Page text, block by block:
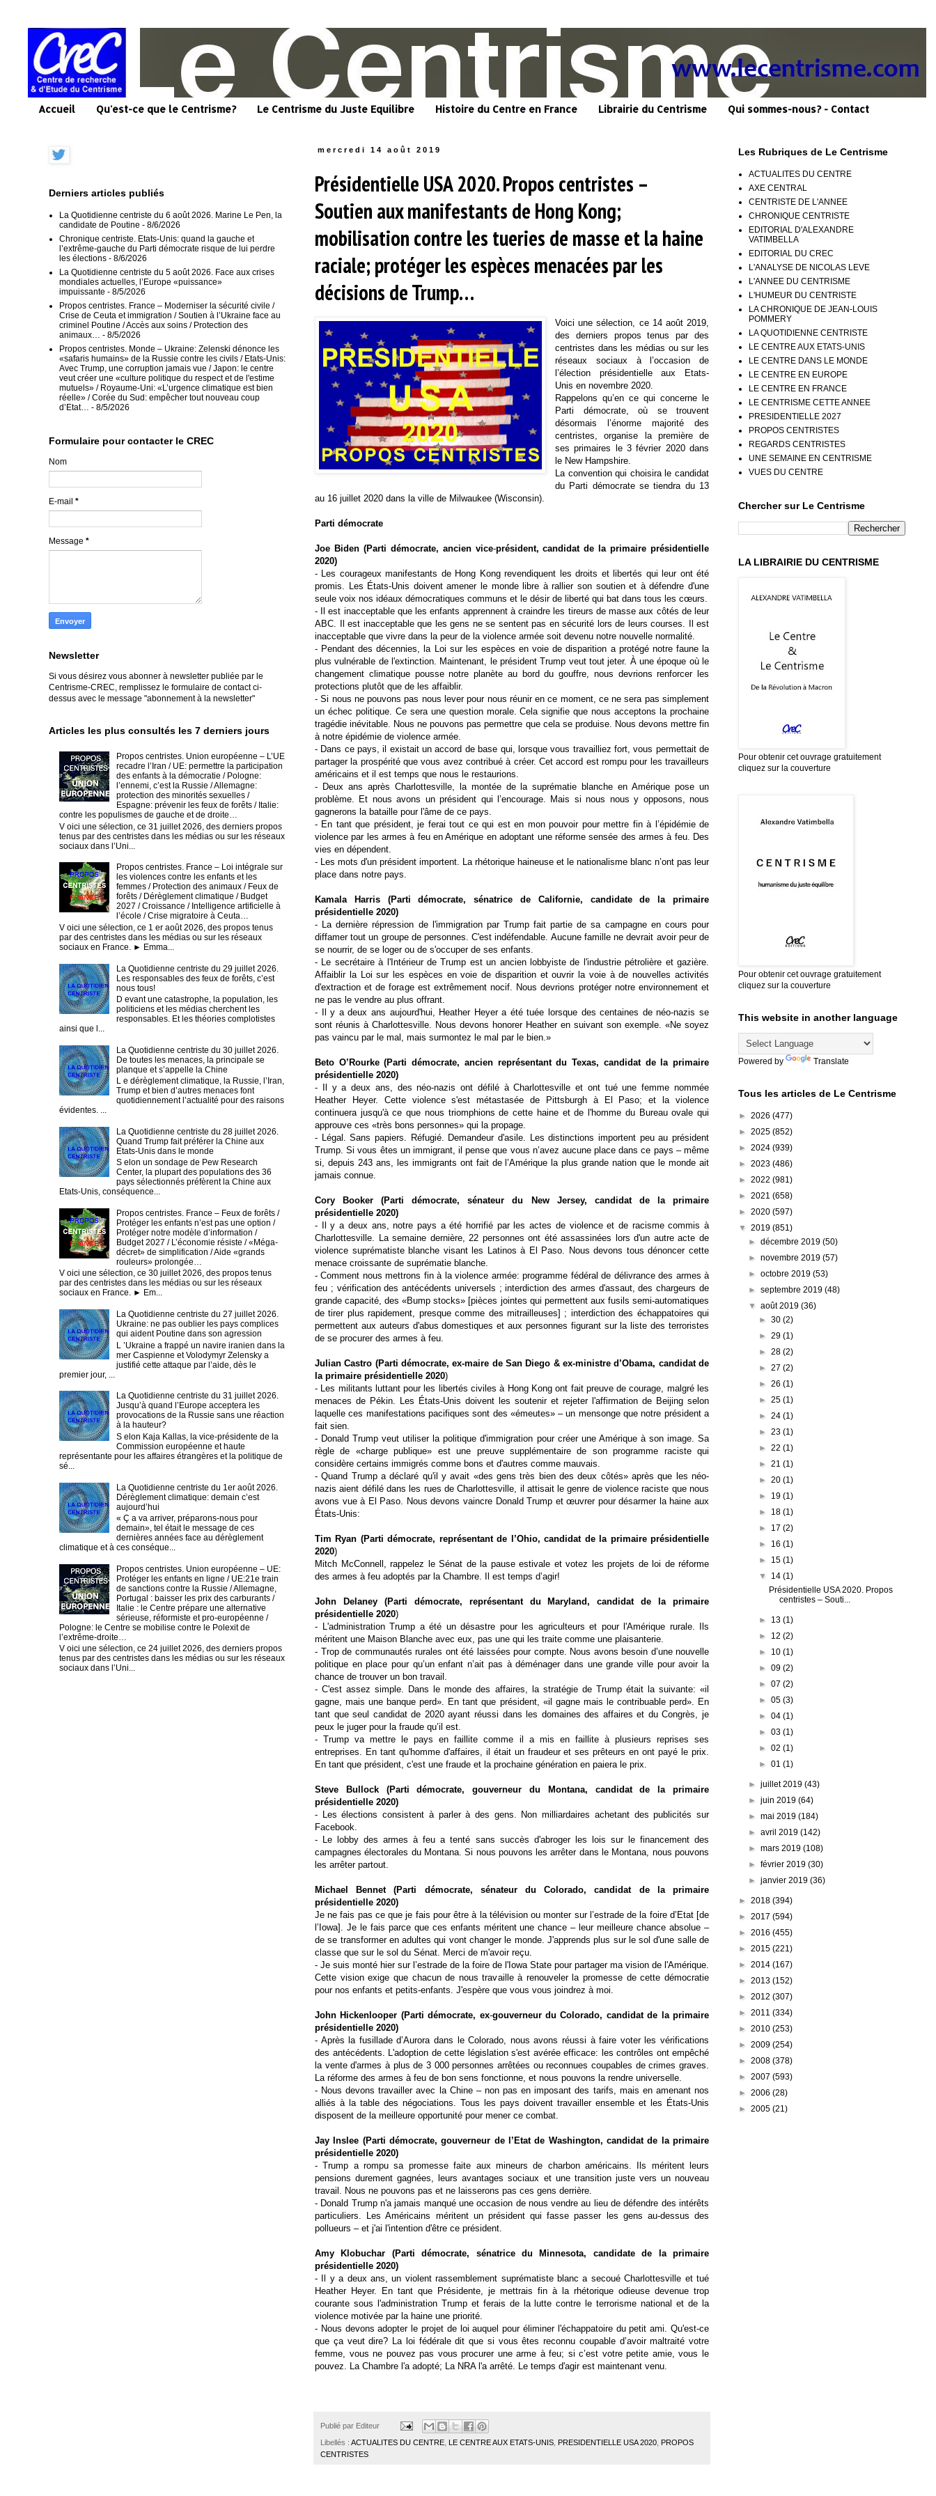
Accueil Qu'est-ce que le Centrisme? Le Centrisme du Juste Equilibre Histoire du Centre en France Librairie du Centrisme Qui sommes-nous? - Contact
mercredi 14 août 2019
Présidentielle USA 2020. Propos centristes –
Soutien aux manifestants de Hong Kong;
mobilisation contre les tueries de masse et la haine
raciale; protéger les espèces menacées par les
décisions de Trump…
Voici une sélection, ce 14 août 2019,
des derniers propos tenus par des
centristes dans les médias ou sur les
réseaux sociaux à l’occasion de
l’élection présidentielle aux Etats-
Unis en novembre 2020.
Rappelons qu’en ce qui concerne le
Parti démocrate, où se trouvent
désormais l’énorme majorité des
centristes, organise la première de
ses primaires le 3 février 2020 dans
le New Hampshire.
La convention qui choisira le candidat
du Parti démocrate se tiendra du 13
au 16 juillet 2020 dans la ville de Milwaukee (Wisconsin).
Parti démocrate
Joe Biden (Parti démocrate, ancien vice-président, candidat de la primaire présidentielle
2020)
- Les courageux manifestants de Hong Kong revendiquent les droits et libertés qui leur ont été
promis. Les États-Unis doivent amener le monde libre à rallier son soutien et à défendre d'une
seule voix nos idéaux démocratiques communs et le désir de liberté qui bat dans tous les cœurs.
-
Il est inacceptable que les enfants apprennent à craindre les tireurs de masse aux côtés de leur
ABC.
Il est inacceptable que les gens ne se sentent pas en sécurité lors de leurs courses.
Il est
inacceptable que vivre dans la peur de la violence armée soit devenu notre nouvelle normalité.
- Pendant des décennies, la Loi sur les espèces en voie de disparition a protégé notre faune la
plus vulnérable de l'extinction. Maintenant, le président Trump veut tout jeter. À une époque où le
changement climatique pousse notre planète au bord du gouffre, nous devrions renforcer les
protections plutôt que de les affaiblir.
-Si nous ne pouvons pas nous lever pour nous réunir en ce moment, ce ne sera pas simplement
un échec politique. Ce sera une question morale. Cela signifie que nous acceptons la prochaine
tragédie inévitable. Nous ne pouvons pas permettre que cela se produise. Nous devons mettre fin
à notre épidémie de violence armée.
- Dans ce pays, il existait un accord de base qui, lorsque vous travailliez fort, vous permettait de
partager la prospérité que vous avez contribué à créer. Cet accord est rompu pour les travailleurs
américains et il est temps que nous le restaurions.
- Deux ans après Charlottesville, la montée de la suprématie blanche en Amérique pose un
problème. Et nous avons un président qui l’encourage. Mais si nous nous y opposons, nous
gagnerons la bataille pour l'âme de ce pays.
- En tant que président, je ferai tout ce qui est en mon pouvoir pour mettre fin à l’épidémie de
violence par les armes à feu en Amérique en adoptant une réforme sensée des armes à feu. Des
vies en dépendent.
- Les mots d'un président importent. La rhétorique haineuse et le nationalisme blanc n’ont pas leur
place dans notre pays.
Kamala Harris (Parti démocrate, sénatrice de Californie, candidate de la primaire
présidentielle 2020)
- La dernière répression de l'immigration par Trump fait partie de sa campagne en cours pour
diffamer tout un groupe de personnes. C'est indéfendable. Aucune famille ne devrait avoir peur de
se nourrir, de se loger ou de s'occuper de ses enfants.
- Le secrétaire à l'Intérieur de Trump est un ancien lobbyiste de l'industrie pétrolière et gazière.
Affaiblir la Loi sur les espèces en voie de disparition et ouvrir la voie à de nouvelles activités
d'extraction et de forage est extrêmement nocif. Nous devrions protéger notre environnement et
ne pas le vendre au plus offrant.
-
Il y a deux ans aujourd'hui, Heather Heyer a été tuée lorsque des centaines de néo-nazis se
sont réunis à Charlottesville. Nous devons honorer Heather en suivant son exemple. «Ne soyez
pas vaincu par le mal, mais surmontez le mal par le bien.»
Beto O’Rourke (Parti démocrate, ancien représentant du Texas, candidat de la primaire
présidentielle 2020)
-
Il y a deux ans, des néo-nazis ont défilé à Charlottesville et ont tué une femme nommée
Heather Heyer. Cette violence s'est métastasée de Pittsburgh à El Paso; et la violence
continuera jusqu'à ce que nous triomphions de cette haine et de l'homme du Bureau ovale qui
approuve ces «très bons personnes» qui la propage.
- Légal. Sans papiers. Réfugié. Demandeur d'asile. Les distinctions importent peu au président
Trump. Si vous êtes un immigrant, il pense que vous n’avez aucune place dans ce pays – même
si, depuis 243 ans, les immigrants ont fait de l’Amérique la plus grande nation que le monde ait
jamais connue.
Cory Booker (Parti démocrate,sénateur du New Jersey, candidat de la primaire
présidentielle 2020)
-
Il y a deux ans, notre pays a été horrifié par les actes de violence et de racisme commis à
Charlottesville. La semaine dernière, 22 personnes ont été assassinées lors d'un autre acte de
violence suprématiste blanche visant les Latinos à El Paso. Nous devons tous dénoncer cette
menace croissante de suprématie blanche.
-Comment nous mettrons fin à la violence armée: programme fédéral de délivrance des armes à
feu ; vérification des antécédents universels ;interdiction des armes d'assaut, des chargeurs de
grande capacité, des «Bump stocks» [pièces jointes qui permettent aux fusils semi-automatiques
de tirer plus rapidement, presque comme des mitrailleuses] ; interdiction des échappatoires qui
permettent aux auteurs d'abus domestiques et aux personnes figurant sur la liste des terroristes
de se procurer des armes à feu.
Julian Castro (Parti démocrate,ex-maire de San Diego & ex-ministre d’Obama, candidat de
la primaire présidentielle 2020)
- Les militants luttant pour les libertés civiles à Hong Kong ont fait preuve de courage, malgré les
menaces de Pékin. Les États-Unis doivent les soutenir et rejeter l'affirmation de Beijing selon
laquelle ces manifestations pacifiques sont des «émeutes» – un mensonge que notre président a
fait sien.
- Donald Trump veut utiliser la politique d'immigration pour créer une Amérique à son image. Sa
règle de «charge publique» est une preuve supplémentaire de son programme raciste qui
considère certains immigrés comme bons et d'autres comme mauvais.
- Quand Trump a déclaré qu'il y avait «des gens très bien des deux côtés» après que les néo-
nazis aient défilé dans les rues de Charlottesville, il attisait le genre de violence raciste que nous
avons vue à El Paso. Nous devons vaincre Donald Trump et œuvrer pour désarmer la haine aux
États-Unis:
Tim Ryan (Parti démocrate, représentant de l’Ohio, candidat de la primaire présidentielle
2020)
Mitch McConnell, rappelez le Sénat de la pause estivale et votez les projets de loi de réforme
des armes à feu adoptés par la Chambre. Il est temps d’agir!
John Delaney (Parti démocrate, représentant du Maryland, candidat de la primaire
présidentielle 2020)
- L'administration Trump a été un désastre pour les agriculteurs et pour l'Amérique rurale. Ils
méritent une Maison Blanche avec eux, pas une qui les traite comme une plaisanterie.
- Trop de communautés rurales ont été laissées pour compte. Nous avons besoin d’une nouvelle
politique en place pour qu’un enfant n’ait pas à déménager dans une grande ville pour avoir la
chance de trouver un bon travail.
-C'est assez simple. Dans le monde des affaires, la stratégie de Trump était la suivante: «il
gagne, mais une banque perd». En tant que président, «il gagne mais le contribuable perd». En
tant que seul candidat de 2020 ayant réussi dans les domaines des affaires et du Congrès, je
peux le juger pour la fraude qu’il est.
-Trump va mettre le pays en faillite comme il a mis en faillite à plusieurs reprises ses
entreprises. En tant qu'homme d'affaires, il était un fraudeur et ses prêteurs en ont payé le prix.
En tant que président, c'est une fraude et la prochaine génération en paiera le prix.
Steve Bullock (Parti démocrate, gouverneur du Montana, candidat de la primaire
présidentielle 2020)
- Les élections consistent à parler à des gens. Non milliardaires achetant des publicités sur
Facebook.
- Le lobby des armes à feu a tenté sans succès d'abroger les lois sur le financement des
campagnes électorales du Montana. Si nous pouvons les arrêter dans le Montana, nous pouvons
les arrêter partout.
Michael Bennet (Parti démocrate, sénateur du Colorado, candidat de la primaire
présidentielle 2020)
Je ne fais pas ce que je fais pour être à la télévision ou monter sur l’estrade de la foire d’Etat [de
l’Iowa]. Je le fais parce que ces enfants méritent une chance – leur meilleure chance absolue –
de se transformer en adultes qui vont changer le monde. J'apprends plus sur le sol d'une salle de
classe que sur le sol du Sénat. Merci de m'avoir reçu.
- Je suis monté hier sur l’estrade de la foire de l'Iowa State pour partager ma vision de l'Amérique.
Cette vision exige que chacun de nous travaille à renouveler la promesse de cette démocratie
pour nos enfants et petits-enfants. J'espère que vous vous joindrez à moi.
John Hickenlooper (Parti démocrate, ex-gouverneur du Colorado, candidat de la primaire
présidentielle 2020)
- Après la fusillade d’Aurora dans le Colorado, nous avons réussi à faire voter les vérifications
des antécédents. L'adoption de cette législation s'est avérée efficace: les contrôles ont empêché
la vente d'armes à plus de 3 000 personnes arrêtées ou reconnues coupables de crimes graves.
La réforme des armes à feu de bon sens fonctionne, et nous pouvons la rendre universelle.
- Nous devons travailler avec la Chine – non pas en imposant des tarifs, mais en amenant nos
alliés à la table des négociations. Tous les pays doivent travailler ensemble et les États-Unis
disposent de la meilleure opportunité pour mener ce combat.
Jay Inslee (Parti démocrate, gouverneur de l’Etat de Washington, candidat de la primaire
présidentielle 2020)
-Trump a rompu sa promesse faite aux mineurs de charbon américains. Ils méritent leurs
pensions durement gagnées, leurs avantages sociaux et une transition juste vers un nouveau
travail. Nous ne pouvons pas et ne laisserons pas ces gens derrière.
- Donald Trump n'a jamais manqué une occasion de nous vendre au lieu de défendre des intérêts
particuliers.
Les Américains méritent un président qui fasse passer les gens au-dessus des
pollueurs – et j'ai l'intention d'être ce président.
Amy Klobuchar (Parti démocrate, sénatrice du Minnesota, candidate de la primaire
présidentielle 2020)
-
Il y a deux ans, un violent rassemblement suprématiste blanc a secoué Charlottesville et tué
Heather Heyer.
En tant que Présidente, je mettrais fin à la rhétorique odieuse devenue trop
courante sous l'administration Trump et ferais de la lutte contre le terrorisme national et de la
violence motivée par la haine une priorité.
- Nous devons adopter le projet de loi auquel pour éliminer l'échappatoire du petit ami. Qu'est-ce
que ça veut dire? La loi fédérale dit que si vous êtes reconnu coupable d’avoir maltraité votre
femme, vous ne pouvez pas vous procurer une arme à feu; si c’est votre petite amie, vous le
pouvez. La Chambre l'a adopté; La NRA l'a arrêté. Le temps d'agir est maintenant venu.
Publié par Editeur
Libellés : ACTUALITES DU CENTRE LE CENTRE AUX ETATS-UNIS PRESIDENTIELLE USA 2020 PROPOS
CENTRISTES
Derniers articles publiés
La Quotidienne centriste du 6 août 2026. Marine Le Pen, la
candidate de Poutine - 8/6/2026
Chronique centriste. Etats-Unis: quand la gauche et
l’extrême-gauche du Parti démocrate risque de lui perdre
les élections - 8/6/2026
La Quotidienne centriste du 5 août 2026. Face aux crises
mondiales actuelles, l’Europe «puissance»
impuissante - 8/5/2026
Propos centristes. France – Moderniser la sécurité civile /
Crise de Ceuta et immigration / Soutien à l’Ukraine face au
criminel Poutine / Accès aux soins / Protection des
animaux…
- 8/5/2026
Propos centristes. Monde – Ukraine: Zelenski dénonce les
«safaris humains» de la Russie contre les civils / Etats-Unis:
Avec Trump, une corruption jamais vue / Japon: le centre
veut créer une «culture politique du respect et de l'estime
mutuels» / Royaume-Uni: «L’urgence climatique est bien
réelle» / Corée du Sud: empêcher tout nouveau coup
d’Etat…
- 8/5/2026
Formulaire pour contacter le CREC
Nom
E-mail *
Message *
Newsletter
Si vous désirez vous abonner à newsletter publiée par le
Centrisme-CREC, remplissez le formulaire de contact ci-
dessus avec le message "abonnement à la newsletter"
Articles les plus consultés les 7 derniers jours
Propos centristes. Union européenne – L’UE
recadre l’Iran / UE: permettre la participation
des enfants à la démocratie / Pologne:
l’ennemi, c’est la Russie / Allemagne:
protection des minorités sexuelles /
Espagne: prévenir les feux de forêts / Italie:
contre les populismes de gauche et de droite…
V oici une sélection, ce 31 juillet 2026, des derniers propos
tenus par des centristes dans les médias ou sur les réseaux
sociaux dans l’Uni...
Propos centristes. France – Loi intégrale sur
les violences contre les enfants et les
femmes / Protection des animaux / Feux de
forêts / Dérèglement climatique / Budget
2027 / Croissance / Intelligence artificielle à
l’école / Crise migratoire à Ceuta…
V oici une sélection, ce 1 er août 2026, des propos tenus
par des centristes dans les médias ou sur les réseaux
sociaux en France. ► Emma...
La Quotidienne centriste du 29 juillet 2026.
Les responsables des feux de forêts, c’est
nous tous!
D evant une catastrophe, la population, les
politiciens et les médias cherchent les
responsables. Et les théories complotistes
ainsi que l...
La Quotidienne centriste du 30 juillet 2026.
De toutes les menaces, la principale se
planque et s’appelle la Chine
L e dérèglement climatique, la Russie, l’Iran,
Trump et bien d’autres menaces font
quotidiennement l’actualité pour des raisons
évidentes. ...
La Quotidienne centriste du 28 juillet 2026.
Quand Trump fait préférer la Chine aux
Etats-Unis dans le monde
S elon un sondage de Pew Research
Center, la plupart des populations des 36
pays sélectionnés préfèrent la Chine aux
Etats-Unis, conséquence...
Propos centristes. France – Feux de forêts /
Protéger les enfants n’est pas une option /
Protéger notre modèle d’information /
Budget 2027 / L’économie résiste / «Méga-
décret» de simplification / Aide «grands
rouleurs» prolongée…
V oici une sélection, ce 30 juillet 2026, des propos tenus
par des centristes dans les médias ou sur les réseaux
sociaux en France. ► Em...
La Quotidienne centriste du 27 juillet 2026.
Ukraine: ne pas oublier les pays complices
qui aident Poutine dans son agression
L ’Ukraine a frappé un navire iranien dans la
mer Caspienne et Volodymyr Zelensky a
justifié cette attaque par l’aide, dès le
premier jour, ...
La Quotidienne centriste du 31 juillet 2026.
Jusqu’à quand l’Europe acceptera les
provocations de la Russie sans une réaction
à la hauteur?
S elon Kaja Kallas, la vice-présidente de la
Commission européenne et haute
représentante pour les affaires étrangères et la politique de
sé...
La Quotidienne centriste du 1er août 2026.
Dérèglement climatique: demain c’est
aujourd’hui
« Ç a va arriver, préparons-nous pour
demain», tel était le message de ces
dernières années face au dérèglement
climatique et à ces conséque...
Propos centristes. Union européenne – UE:
Protéger les enfants en ligne / UE:21e train
de sanctions contre la Russie / Allemagne,
Portugal : baisser les prix des carburants /
Italie : le Centre prépare une alternative
sérieuse, réformiste et pro-européenne /
Pologne: le Centre se mobilise contre le Polexit de
l’extrême-droite…
V oici une sélection, ce 24 juillet 2026, des derniers propos
tenus par des centristes dans les médias ou sur les réseaux
sociaux dans l’Uni...
Les Rubriques de Le Centrisme
ACTUALITES DU CENTRE
AXE CENTRAL
CENTRISTE DE L'ANNEE
CHRONIQUE CENTRISTE
EDITORIAL D'ALEXANDRE
VATIMBELLA
EDITORIAL DU CREC
L'ANALYSE DE NICOLAS LEVE
L'ANNEE DU CENTRISME
L'HUMEUR DU CENTRISTE
LA CHRONIQUE DE JEAN-LOUIS
POMMERY
LA QUOTIDIENNE CENTRISTE
LE CENTRE AUX ETATS-UNIS
LE CENTRE DANS LE MONDE
LE CENTRE EN EUROPE
LE CENTRE EN FRANCE
LE CENTRISME CETTE ANNEE
PRESIDENTIELLE 2027
PROPOS CENTRISTES
REGARDS CENTRISTES
UNE SEMAINE EN CENTRISME
VUES DU CENTRE
Chercher sur Le Centrisme
LA LIBRAIRIE DU CENTRISME
Pour obtenir cet ouvrage gratuitement
cliquez sur la couverture
Pour obtenir cet ouvrage gratuitement
cliquez sur la couverture
This website in another language
Powered by Translate
Tous les articles de Le Centrisme
► 2026 (477)
► 2025 (852)
► 2024 (939)
► 2023 (486)
► 2022 (981)
► 2021 (658)
► 2020 (597)
▼ 2019 (851)
►décembre 2019(50)
►novembre 2019(57)
►octobre 2019(53)
►septembre 2019(48)
▼août 2019(36)
► 30 (2)
► 29 (1)
► 28 (2)
► 27 (2)
► 26 (1)
► 25 (1)
► 24 (1)
► 23 (1)
► 22 (1)
► 21 (1)
► 20 (1)
► 19 (1)
► 18 (1)
► 17 (2)
► 16 (1)
► 15 (1)
▼ 14 (1)
Présidentielle USA 2020. Propos
centristes – Souti...
► 13 (1)
► 12 (2)
► 10 (1)
► 09 (2)
► 07 (2)
► 05 (3)
► 04 (1)
► 03 (1)
► 02 (1)
► 01 (1)
►juillet 2019(43)
►juin 2019(64)
►mai 2019(184)
►avril 2019(142)
►mars 2019(108)
►février 2019(30)
►janvier 2019(36)
► 2018 (394)
► 2017 (594)
► 2016 (455)
► 2015 (221)
► 2014 (167)
► 2013 (152)
► 2012 (307)
► 2011 (334)
► 2010 (253)
► 2009 (254)
► 2008 (378)
► 2007 (593)
► 2006 (28)
► 2005 (21)